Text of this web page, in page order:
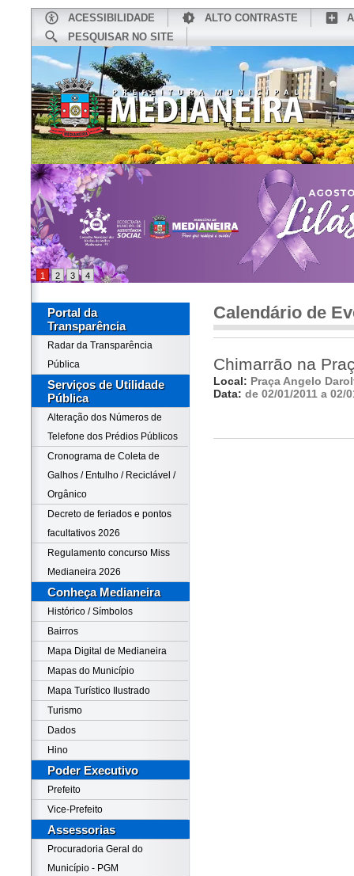
ACESSIBILIDADE ALTO CONTRASTE
PESQUISAR NO SITE
CONHEÇA MEDIANEIRA
1 2 3 4
Portal da
Transparência
Radar da Transparência
Pública
Serviços de Utilidade
Pública
Alteração dos Números de
Telefone dos Prédios Públicos
Cronograma de Coleta de
Galhos / Entulho / Reciclável /
Orgânico
Decreto de feriados e pontos
facultativos 2026
Regulamento concurso Miss
Medianeira 2026
Conheça Medianeira
Histórico / Símbolos
Bairros
Mapa Digital de Medianeira
Mapas do Município
Mapa Turístico Ilustrado
Turismo
Dados
Hino
Poder Executivo
Prefeito
Vice-Prefeito
Assessorias
Procuradoria Geral do
Município - PGM
Calendário de
Chimarrão na
Local: Praça Angelo
Data: de 02/01/2011 a 02/